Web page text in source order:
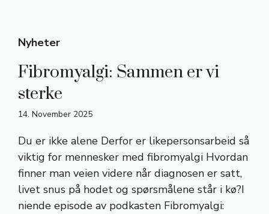
Nyheter
Fibromyalgi: Sammen er vi
sterke
14. November 2025
Du er ikke alene Derfor er likepersonsarbeid så
viktig for mennesker med fibromyalgi Hvordan
finner man veien videre når diagnosen er satt,
livet snus på hodet og spørsmålene står i kø?I
niende episode av podkasten Fibromyalgi: